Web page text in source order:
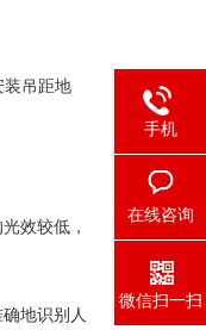
装吊距地
效较低，
地识别人
手机
在线咨询
微信扫一扫